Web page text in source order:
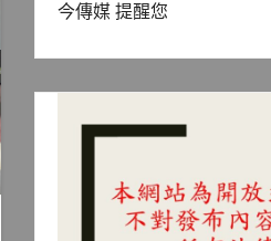
今傳媒 提醒您